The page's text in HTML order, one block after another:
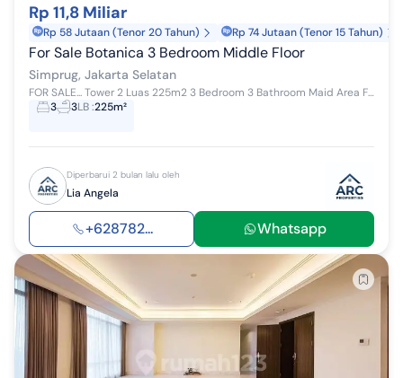
Rp 11,8 Miliar
Rp 58 Jutaan (Tenor 20 Tahun) Rp 74 Jutaan (Tenor 15 Tahun)
For Sale Botanica 3 Bedroom Middle Floor
Simprug, Jakarta Selatan
FOR SALE... Tower 2 Luas 225m2 3 Bedroom 3 Bathroom Maid Area Fully Furnished High Floor Selling Price : IDR 11.8 Miliar Tersedia unit murah apa...
3
3LB:225m²
Diperbarui 2 bulan lalu oleh
Lia Angela
+628782... Whatsapp